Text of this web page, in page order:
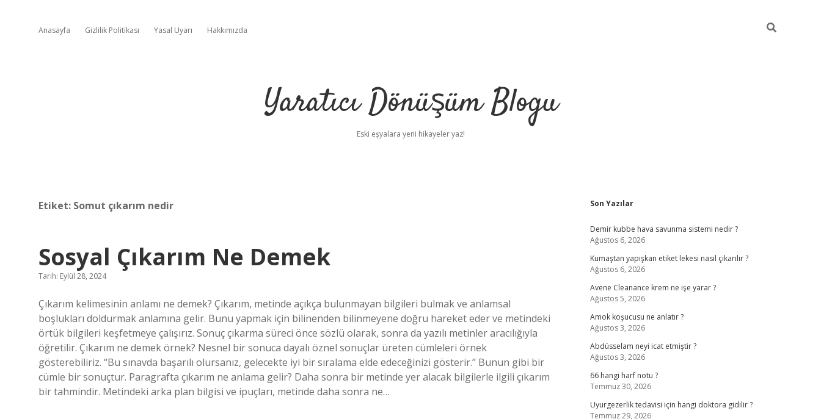
Anasayfa Gizlilik Politikası Yasal Uyarı Hakkımızda
Yaratıcı Dönüşüm Blogu
Eski eşyalara yeni hikayeler yaz!
Etiket: Somut çıkarım nedir
Sosyal Çıkarım Ne Demek
Tarih: Eylül 28, 2024
Çıkarım kelimesinin anlamı ne demek? Çıkarım, metinde açıkça bulunmayan bilgileri bulmak ve anlamsal
boşlukları doldurmak anlamına gelir. Bunu yapmak için bilinenden bilinmeyene doğru hareket eder ve metindeki
örtük bilgileri keşfetmeye çalışırız. Sonuç çıkarma süreci önce sözlü olarak, sonra da yazılı metinler aracılığıyla
öğretilir. Çıkarım ne demek örnek? Nesnel bir sonuca dayalı öznel sonuçlar üreten cümleleri örnek
gösterebiliriz. “Bu sınavda başarılı olursanız, gelecekte iyi bir sıralama elde edeceğinizi gösterir.” Bunun gibi bir
cümle bir sonuçtur. Paragrafta çıkarım ne anlama gelir? Daha sonra bir metinde yer alacak bilgilerle ilgili çıkarım
bir tahmindir. Metindeki arka plan bilgisi ve ipuçları, metinde daha sonra ne…
Sidebar
Son Yazılar
Demir kubbe hava savunma sistemi nedir ?
Ağustos 6, 2026
Kumaştan yapışkan etiket lekesi nasıl çıkarılır ?
Ağustos 6, 2026
Avene Cleanance krem ne işe yarar ?
Ağustos 5, 2026
Amok koşucusu ne anlatır ?
Ağustos 3, 2026
Abdüsselam neyi icat etmiştir ?
Ağustos 3, 2026
66 hangi harf notu ?
Temmuz 30, 2026
Uyurgezerlik tedavisi için hangi doktora gidilir ?
Temmuz 29, 2026